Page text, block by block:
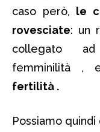
caso però, le
rovesciate: un
collegato
femminilità ,
fertilità .
Possiamo